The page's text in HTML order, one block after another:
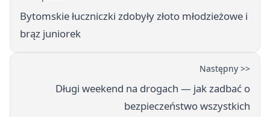
Bytomskie łuczniczki zdobyły złoto młodzieżowe i
brąz juniorek
Następny >>
Długi weekend na drogach — jak zadbać o
bezpieczeństwo wszystkich